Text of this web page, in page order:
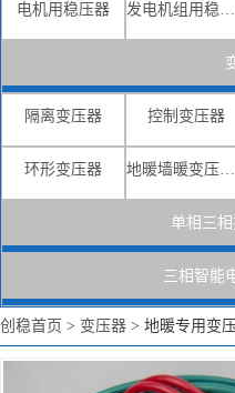
电机用稳压器 发电机组用稳压器
隔离变压器 控制变压器
环形变压器 地暖墙暖变压器电源
单相三
三相智能
创稳首页 > 变压器 > 地暖专用变